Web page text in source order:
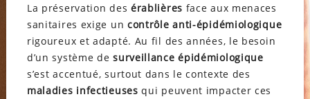
La préservation des érablières face aux menaces
sanitaires exige un contrôle anti-épidémiologique
rigoureux et adapté. Au fil des années, le besoin
d’un système desurveillance épidémiologique
s’est accentué, surtout dans le contexte des
maladies infectieuses qui peuvent impacter ces